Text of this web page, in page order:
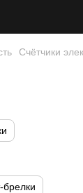
Счётчики